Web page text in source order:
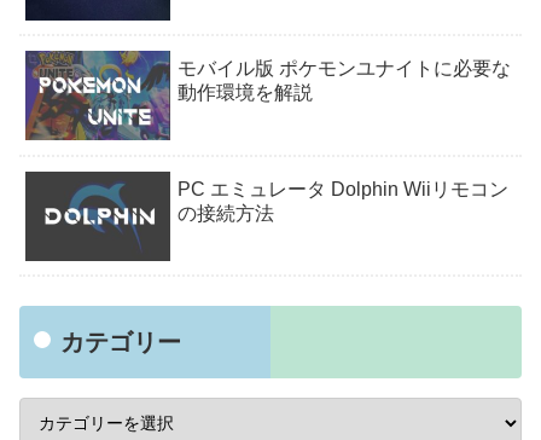
モバイル版 ポケモンユナイトに必要な
動作環境を解説
PC エミュレータ Dolphin Wiiリモコン
の接続方法
カテゴリー